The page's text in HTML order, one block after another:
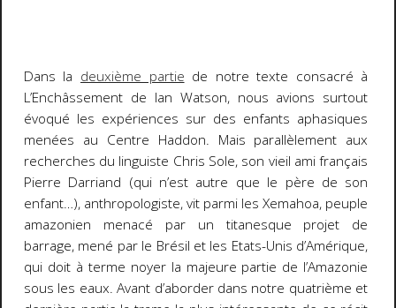
Dans la deuxième partie de notre texte consacré à
L’Enchâssementde Ian Watson, nous avions surtout
évoqué les expériences sur des enfants aphasiques
menées au Centre Haddon. Mais parallèlement aux
recherches du linguiste Chris Sole, son vieil ami français
Pierre Darriand (qui n’est autre que le père de son
enfant…), anthropologiste, vit parmi les Xemahoa, peuple
amazonien menacé par un titanesque projet de
barrage, mené par le Brésil et les Etats-Unis d’Amérique,
qui doit à terme noyer la majeure partie de l’Amazonie
sous les eaux. Avant d’aborder dans notre quatrième et